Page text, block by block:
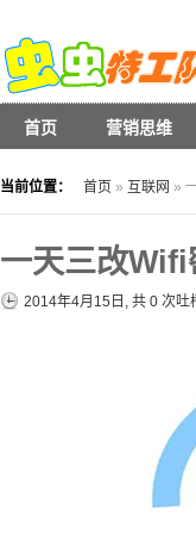
首页 营销思维
当前位置： 首页 » 互联网 »
一天三改Wifi
2014年4月15日, 共 0 次吐